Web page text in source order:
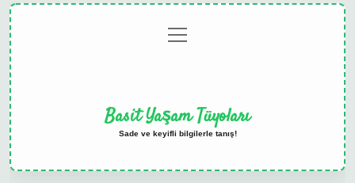
menüyü
aç
Basit Yaşam Tüyoları
Sade ve keyifli bilgilerle tanış!